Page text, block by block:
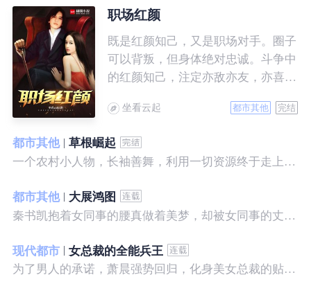
职场红颜
既是红颜知己，又是职场对手。圈子
可以背叛，但身体绝对忠诚。斗争中
的红颜知己，注定亦敌亦友，亦喜亦
坐看云起 都市其他 完结
都市其他
草根崛起
一个农村小人物，长袖善舞，利用一切资源终于走上人生巅峰
都市其他
大展鸿图
秦书凯抱着女同事的腰真做着美梦，却被女同事的丈夫发现，解释说是正常工作......被打击报复，得到漂亮女邻居的帮助，从此不断高升……
现代都市
女总裁的全能兵王
为了男人的承诺，萧晨强势回归，化身美女总裁的贴身保镖，横扫八方之敌，谱写王者传奇！